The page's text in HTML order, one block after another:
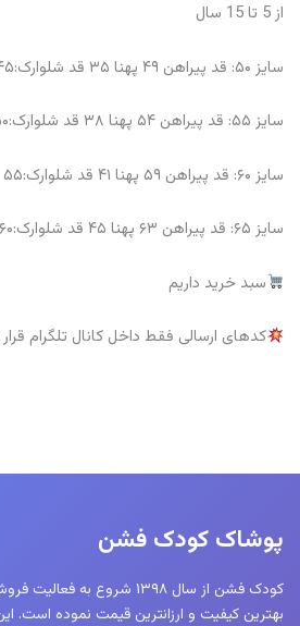
از 5 تا 15 سال
سایز ۵۰: قد پیراهن ۴۹ پهنا ۳۵ قد شلوارک:۴۵
سایز ۵۵: قد پیراهن ۵۴ پهنا ۳۸ قد شلوارک:۵۰
سایز ۶۰: قد پیراهن ۵۹ پهنا ۴۱ قد شلوارک:۵۵
سایز ۶۵: قد پیراهن ۶۳ پهنا ۴۵ قد شلوارک:۶۰
سبد خرید داریم
کدهای ارسالی فقط داخل کانال تلگرام
پوشاک کودک فشن
کودک فشن از سال ۱۳۹۸ شروع به
بهترین کیفیت و ارزانترین قیمت نموده